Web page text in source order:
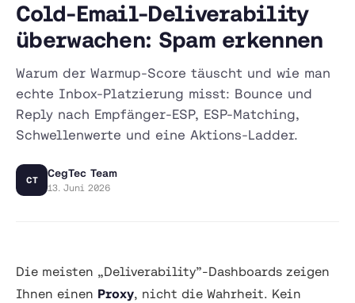
Cold-Email-Deliverability
überwachen: Spam erkennen
Warum der Warmup-Score täuscht und wie man
echte Inbox-Platzierung misst: Bounce und
Reply nach Empfänger-ESP, ESP-Matching,
Schwellenwerte und eine Aktions-Ladder.
CT
CegTec Team
13. Juni 2026
Die meisten „Deliverability”-Dashboards zeigen
Ihnen einen Proxy, nicht die Wahrheit. Kein